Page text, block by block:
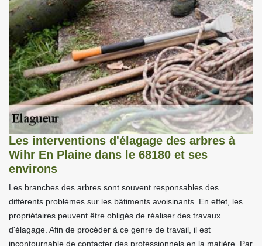
Les interventions d'élagage des arbres à
Wihr En Plaine dans le 68180 et ses
environs
Les branches des arbres sont souvent responsables des
différents problèmes sur les bâtiments avoisinants. En effet, les
propriétaires peuvent être obligés de réaliser des travaux
d'élagage. Afin de procéder à ce genre de travail, il est
incontournable de contacter des professionnels en la matière. Par